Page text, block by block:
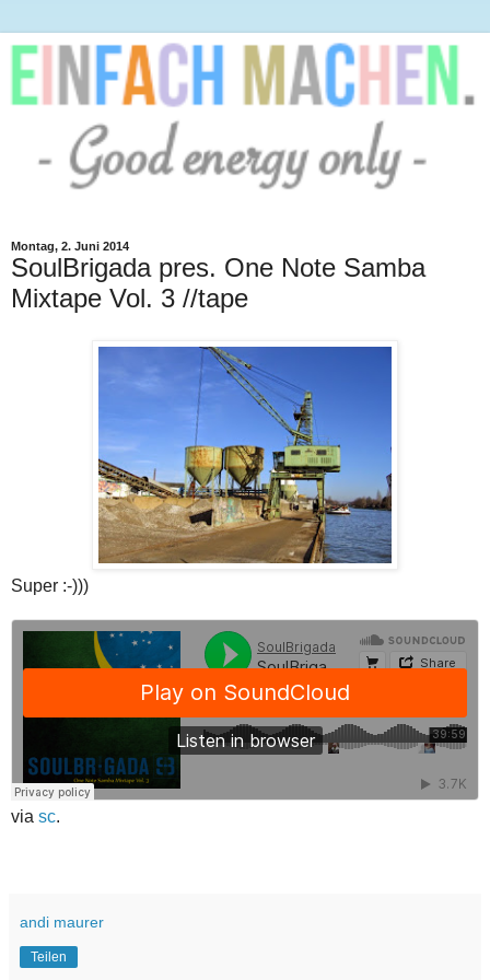
Montag, 2. Juni 2014
SoulBrigada pres. One Note Samba
Mixtape Vol. 3 //tape
Super :-)))
via sc.
andi maurer
Teilen